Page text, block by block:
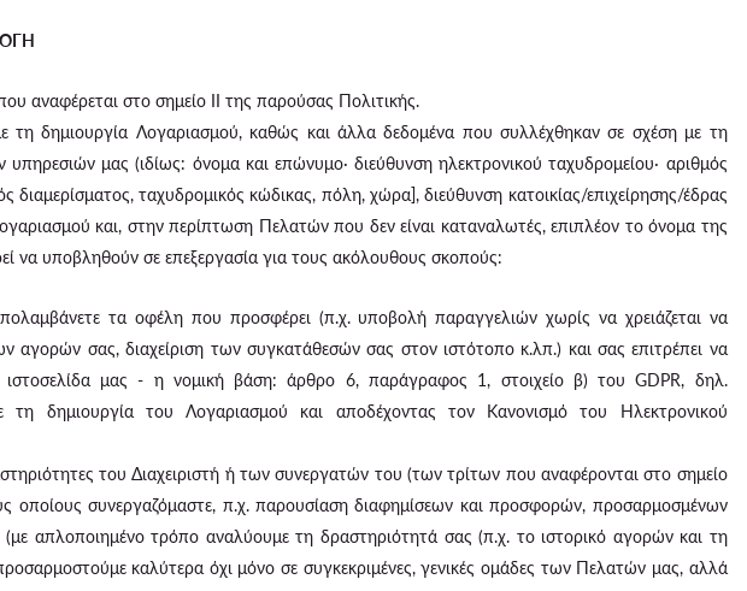
αναφέρεται στο σημείο II της παρούσας Πολιτικής.
δημιουργία Λογαριασμού, καθώς και άλλα δεδομένα που συλλέχθηκαν σε σχέση με τη
μας (ιδίως: όνομα και επώνυμο· διεύθυνση ηλεκτρονικού ταχυδρομείου· αριθμός
διαμερίσματος, ταχυδρομικός κώδικας, πόλη, χώρα], διεύθυνση κατοικίας/επιχείρησης/έδρας
και, στην περίπτωση Πελατών που δεν είναι καταναλωτές, επιπλέον το όνομα της
να υποβληθούν σε επεξεργασία για τους ακόλουθους σκοπούς:
τα οφέλη που προσφέρει (π.χ. υποβολή παραγγελιών χωρίς να χρειάζεται να
σας, διαχείριση των συγκατάθεσών σας στον ιστότοπο κ.λπ.) και σας επιτρέπει να
ιστοσελίδα μας - η νομική βάση: άρθρο 6, παράγραφος 1, στοιχείο β) του GDPR, δηλ.
δημιουργία του Λογαριασμού και αποδέχοντας τον Κανονισμό του Ηλεκτρονικού
του Διαχειριστή ή των συνεργατών του (των τρίτων που αναφέρονται στο σημείο
οποίους συνεργαζόμαστε, π.χ. παρουσίαση διαφημίσεων και προσφορών, προσαρμοσμένων
απλοποιημένο τρόπο αναλύουμε τη δραστηριότητά σας (π.χ. το ιστορικό αγορών και τη
καλύτερα όχι μόνο σε συγκεκριμένες, γενικές ομάδες των Πελατών μας, αλλά